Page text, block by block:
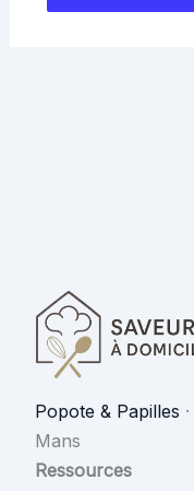
Popote & Papilles ·
Mans
Ressources